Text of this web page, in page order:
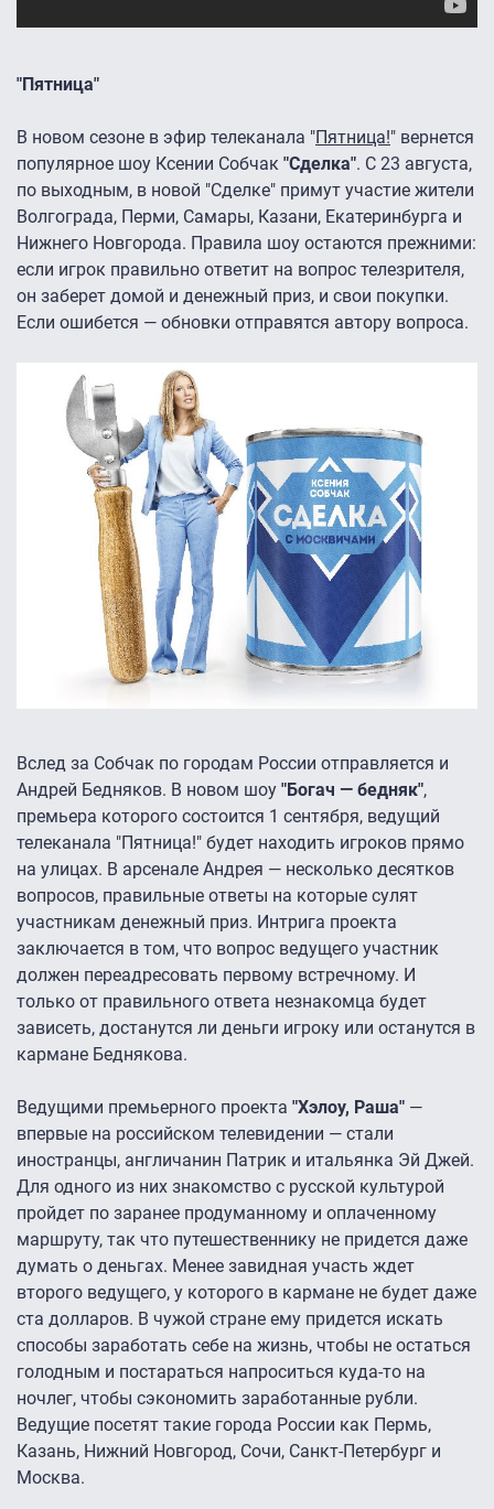
"Пятница"
В новом сезоне в эфир телеканала "Пятница!" вернется
популярное шоу Ксении Собчак "Сделка". С 23 августа,
по выходным, в новой "Сделке" примут участие жители
Волгограда, Перми, Самары, Казани, Екатеринбурга и
Нижнего Новгорода. Правила шоу остаются прежними:
если игрок правильно ответит на вопрос телезрителя,
он заберет домой и денежный приз, и свои покупки.
Если ошибется — обновки отправятся автору вопроса.
Вслед за Собчак по городам России отправляется и
Андрей Бедняков. В новом шоу "Богач — бедняк",
премьера которого состоится 1 сентября, ведущий
телеканала "Пятница!" будет находить игроков прямо
на улицах. В арсенале Андрея — несколько десятков
вопросов, правильные ответы на которые сулят
участникам денежный приз. Интрига проекта
заключается в том, что вопрос ведущего участник
должен переадресовать первому встречному. И
только от правильного ответа незнакомца будет
зависеть, достанутся ли деньги игроку или останутся в
кармане Беднякова.
Ведущими премьерного проекта "Хэлоу, Раша" —
впервые на российском телевидении — стали
иностранцы, англичанин Патрик и итальянка Эй Джей.
Для одного из них знакомство с русской культурой
пройдет по заранее продуманному и оплаченному
маршруту, так что путешественнику не придется даже
думать о деньгах. Менее завидная участь ждет
второго ведущего, у которого в кармане не будет даже
ста долларов. В чужой стране ему придется искать
способы заработать себе на жизнь, чтобы не остаться
голодным и постараться напроситься куда-то на
ночлег, чтобы сэкономить заработанные рубли.
Ведущие посетят такие города России как Пермь,
Казань, Нижний Новгород, Сочи, Санкт-Петербург и
Москва.